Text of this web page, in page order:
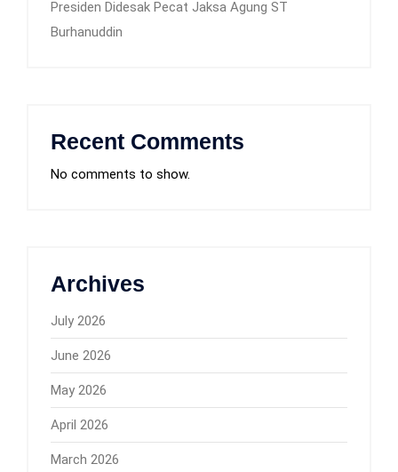
Presiden Didesak Pecat Jaksa Agung ST
Burhanuddin
Recent Comments
No comments to show.
Archives
July 2026
June 2026
May 2026
April 2026
March 2026